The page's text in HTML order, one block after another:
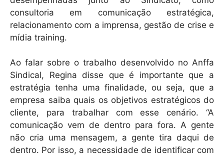
consultoria em comunicação estratégica,
relacionamento com a imprensa, gestão de crise e
mídia training.
Ao falar sobre o trabalho desenvolvido no Anffa
Sindical, Regina disse que é importante que a
estratégia tenha uma finalidade, ou seja, que a
empresa saiba quais os objetivos estratégicos do
cliente, para trabalhar com esse cenário. “A
comunicação vem de dentro para fora. A gente
não cria uma mensagem, a gente tira daqui de
dentro. Por isso, a necessidade de identificar com